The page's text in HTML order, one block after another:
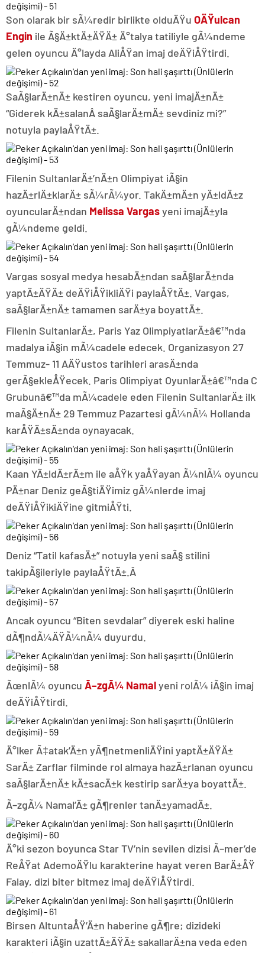
Son olarak bir sÃ¼redir birlikte olduÄŸu OÄŸulcan
Engin ile Ã§Ä±ktÄ±ÄŸÄ± Ä°talya tatiliyle gÃ¼ndeme
gelen oyuncu Ä°layda AliÅŸan imaj deÄŸiÅŸtirdi.
SaÃ§larÄ±nÄ± kestiren oyuncu, yeni imajÄ±nÄ±
“Giderek kÄ±salanÂ saÃ§larÄ±mÄ± sevdiniz mi?”
notuyla paylaÅŸtÄ±.
Filenin SultanlarÄ±’nÄ±n Olimpiyat iÃ§in
hazÄ±rlÄ±klarÄ± sÃ¼rÃ¼yor. TakÄ±mÄ±n yÄ±ldÄ±z
oyuncularÄ±ndan Melissa Vargasyeni imajÄ±yla
gÃ¼ndeme geldi.
Vargas sosyal medya hesabÄ±ndan saÃ§larÄ±nda
yaptÄ±ÄŸÄ± deÄŸiÅŸikliÄŸi paylaÅŸtÄ±. Vargas,
saÃ§larÄ±nÄ± tamamen sarÄ±ya boyattÄ±.
Filenin SultanlarÄ±, Paris Yaz OlimpiyatlarÄ±â€™nda
madalya iÃ§in mÃ¼cadele edecek. Organizasyon 27
Temmuz- 11 AÄŸustos tarihleri arasÄ±nda
gerÃ§ekleÅŸecek. Paris Olimpiyat OyunlarÄ±â€™nda C
Grubunâ€™da mÃ¼cadele eden Filenin SultanlarÄ± ilk
maÃ§Ä±nÄ± 29 Temmuz Pazartesi gÃ¼nÃ¼ Hollanda
karÅŸÄ±sÄ±nda oynayacak.
Kaan YÄ±ldÄ±rÄ±m ile aÅŸk yaÅŸayan Ã¼nlÃ¼ oyuncu
PÄ±nar Deniz geÃ§tiÄŸimiz gÃ¼nlerde imaj
deÄŸiÅŸikiÄŸine gitmiÅŸti.
Deniz “Tatil kafasÄ±” notuyla yeni saÃ§ stilini
takipÃ§ileriyle paylaÅŸtÄ±.Â
Ancak oyuncu “Biten sevdalar” diyerek eski haline
dÃ¶ndÃ¼ÄŸÃ¼nÃ¼ duyurdu.
ÃœnlÃ¼ oyuncu Ã–zgÃ¼ Namalyeni rolÃ¼ iÃ§in imaj
deÄŸiÅŸtirdi.
Ä°lker Ã‡atak’Ä±n yÃ¶netmenliÄŸini yaptÄ±ÄŸÄ±
SarÄ± Zarflar filminde rol almaya hazÄ±rlanan oyuncu
saÃ§larÄ±nÄ± kÄ±sacÄ±k kestirip sarÄ±ya boyattÄ±.
Ã–zgÃ¼ Namal’Ä± gÃ¶renler tanÄ±yamadÄ±.
Ä°ki sezon boyunca Star TV’nin sevilen dizisi Ã–mer’de
ReÅŸat AdemoÄŸlu karakterine hayat veren BarÄ±ÅŸ
Falay, dizi biter bitmez imaj deÄŸiÅŸtirdi.
Birsen AltuntaÅŸ’Ä±n haberine gÃ¶re; dizideki
karakteri iÃ§in uzattÄ±ÄŸÄ± sakallarÄ±na veda eden